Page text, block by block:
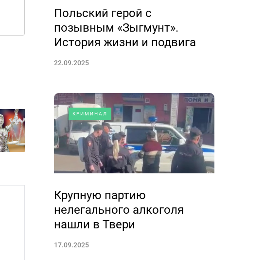
Польский герой с
позывным «Зыгмунт».
История жизни и подвига
22.09.2025
КРИМИНАЛ
Крупную партию
нелегального алкоголя
нашли в Твери
17.09.2025